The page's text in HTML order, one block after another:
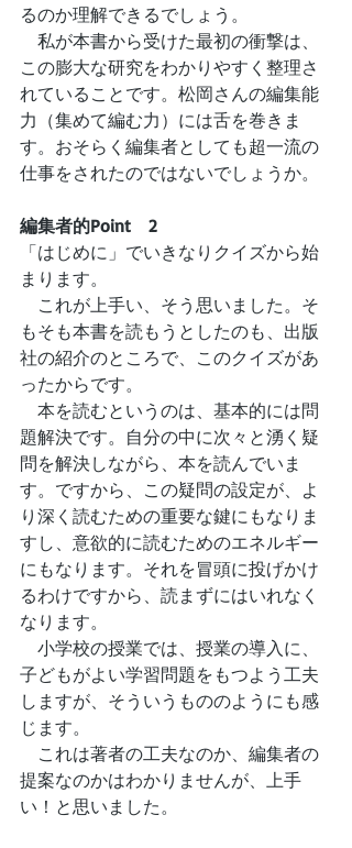
るのか理解できるでしょう。
私が本書から受けた最初の衝撃は、
この膨大な研究をわかりやすく整理さ
れていることです。松岡さんの編集能
力（集めて編む力）には舌を巻きま
す。おそらく編集者としても超一流の
仕事をされたのではないでしょうか。
編集者的Point　2
「はじめに」でいきなりクイズから始
まります。
これが上手い、そう思いました。そ
もそも本書を読もうとしたのも、出版
社の紹介のところで、このクイズがあ
ったからです。
本を読むというのは、基本的には問
題解決です。自分の中に次々と湧く疑
問を解決しながら、本を読んでいま
す。ですから、この疑問の設定が、よ
り深く読むための重要な鍵にもなりま
すし、意欲的に読むためのエネルギー
にもなります。それを冒頭に投げかけ
るわけですから、読まずにはいれなく
なります。
小学校の授業では、授業の導入に、
子どもがよい学習問題をもつよう工夫
しますが、そういうもののようにも感
じます。
これは著者の工夫なのか、編集者の
提案なのかはわかりませんが、上手
い！と思いました。